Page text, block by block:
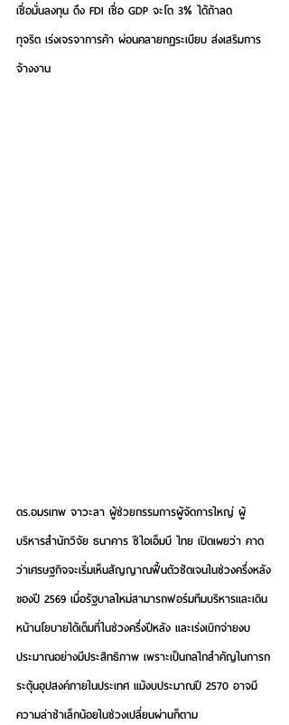
เชื่อมั่นลงทุน ดึง FDI เชื่อ GDP จะโต 3% ได้ถ้าลด
ทุจริต เร่งเจรจาการค้า ผ่อนคลายกฎระเบียบ ส่งเสริมการ
จ้างงาน
ดร.อมรเทพ จาวะลา ผู้ช่วยกรรมการผู้จัดการใหญ่ ผู้
บริหารสำนักวิจัย ธนาคาร ซีไอเอ็มบี ไทย เปิดเผยว่า คาด
ว่าเศรษฐกิจจะเริ่มเห็นสัญญาณฟื้นตัวชัดเจนในช่วงครึ่งหลัง
ของปี 2569 เมื่อรัฐบาลใหม่สามารถฟอร์มทีมบริหารและเดิน
หน้านโยบายได้เต็มที่ในช่วงครึ่งปีหลัง และเร่งเบิกจ่ายงบ
ประมาณอย่างมีประสิทธิภาพ เพราะเป็นกลไกสำคัญในการก
ระตุ้นอุปสงค์ภายในประเทศ แม้งบประมาณปี 2570 อาจมี
ความล่าช้าเล็กน้อยในช่วงเปลี่ยนผ่านก็ตาม